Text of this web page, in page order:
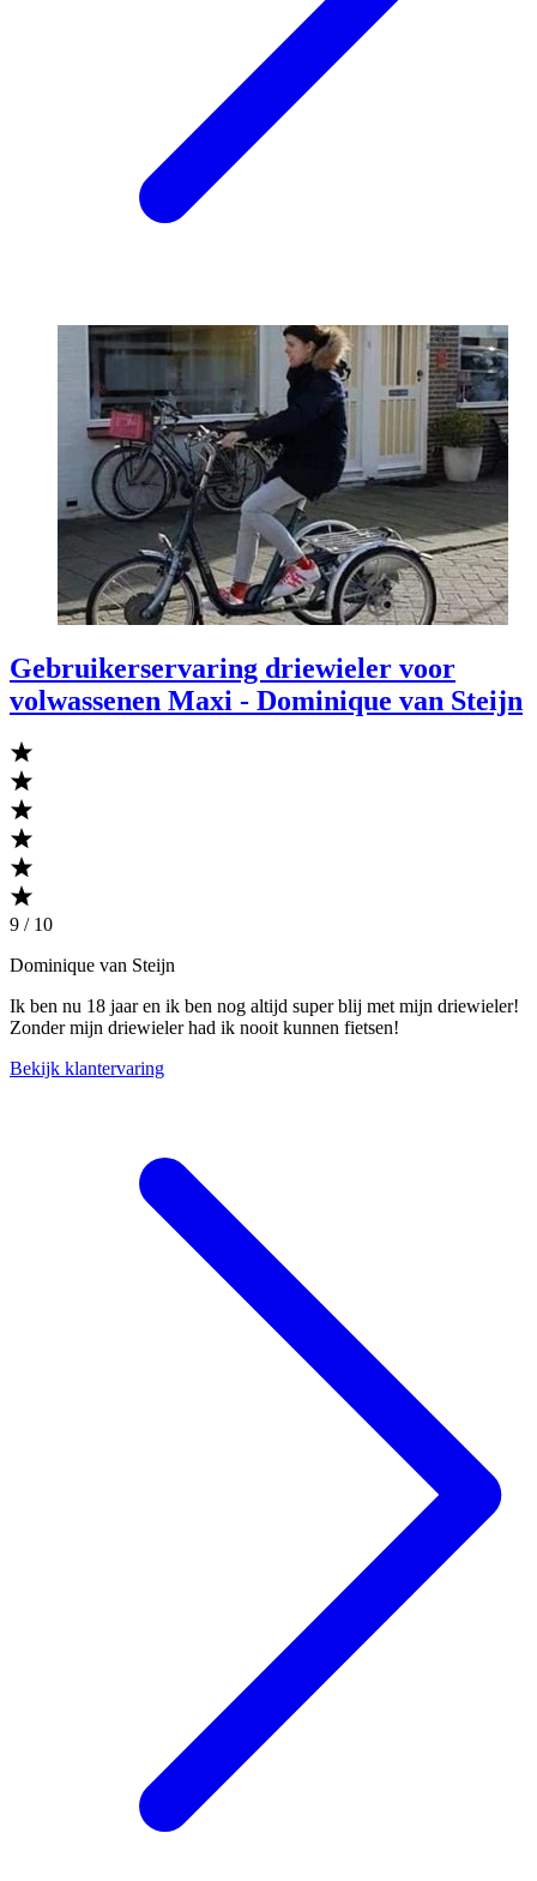
Gebruikerservaring driewieler voor
volwassenen Maxi - Dominique van Steijn
9 / 10
Dominique van Steijn
Ik ben nu 18 jaar en ik ben nog altijd super blij met mijn driewieler!
Zonder mijn driewieler had ik nooit kunnen fietsen!
Bekijk klantervaring